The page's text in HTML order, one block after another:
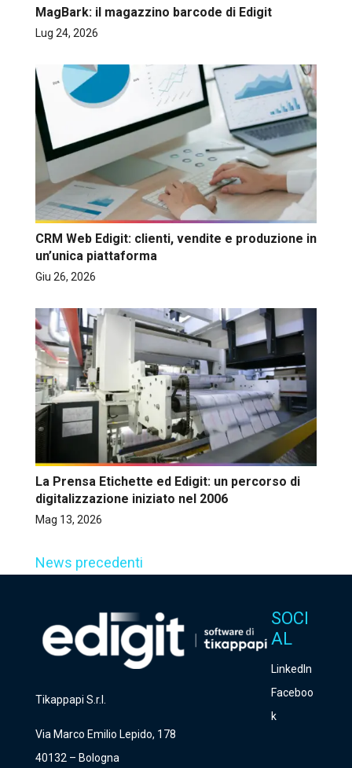
MagBark: il magazzino barcode di Edigit
Lug 24, 2026
CRM Web Edigit: clienti, vendite e produzione in
un’unica piattaforma
Giu 26, 2026
La Prensa Etichette ed Edigit: un percorso di
digitalizzazione iniziato nel 2006
Mag 13, 2026
News precedenti
Tikappapi S.r.l.
Via Marco Emilio Lepido, 178
40132 – Bologna
SOCI
AL
LinkedIn
Faceboo
k